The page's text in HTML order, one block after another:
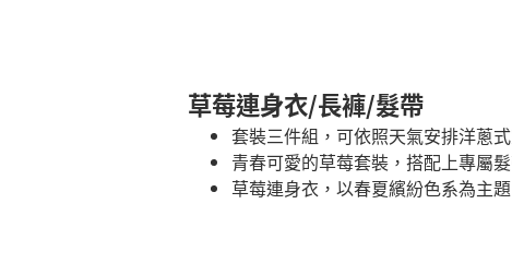
草莓連身衣/長褲/髮帶
套裝三件組，可依照天氣安排洋蔥
青春可愛的草莓套裝，搭配上專屬
草莓連身衣，以春夏繽紛色系為主